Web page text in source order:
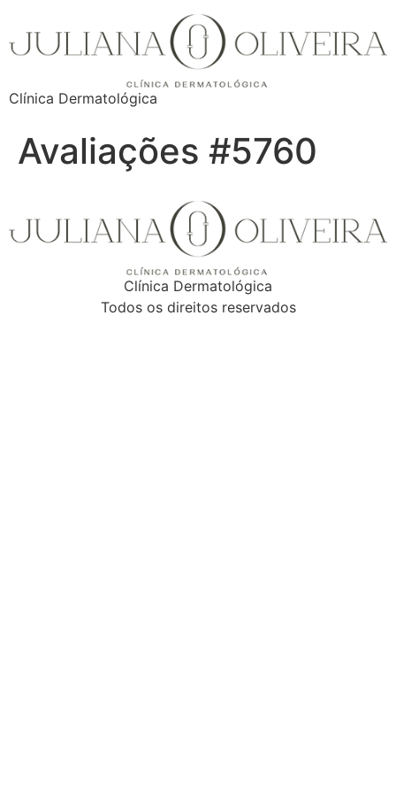
Clínica Dermatológica
Avaliações #5760
Clínica Dermatológica
Todos os direitos reservados